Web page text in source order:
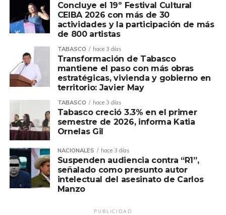
Concluye el 19º Festival Cultural
CEIBA 2026 con más de 30
actividades y la participación de más
de 800 artistas
TABASCO hace 3 días
Transformación de Tabasco
mantiene el paso con más obras
estratégicas, vivienda y gobierno en
territorio: Javier May
TABASCO hace 3 días
Tabasco creció 3.3% en el primer
semestre de 2026, informa Katia
Ornelas Gil
NACIONALES hace 3 días
Suspenden audiencia contra “R1”,
señalado como presunto autor
intelectual del asesinato de Carlos
Manzo
PUBLICIDAD